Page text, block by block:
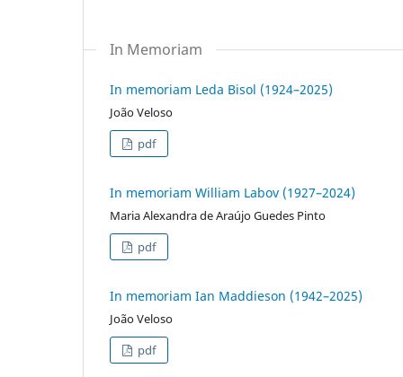
In Memoriam
In memoriam Leda Bisol (1924–2025)
João Veloso
pdf
In memoriam William Labov (1927–2024)
Maria Alexandra de Araújo Guedes Pinto
pdf
In memoriam Ian Maddieson (1942–2025)
João Veloso
pdf